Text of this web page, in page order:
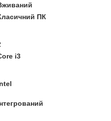
ПК
i3